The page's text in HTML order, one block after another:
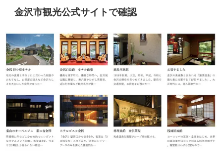
金沢市観光公式サイトで確認